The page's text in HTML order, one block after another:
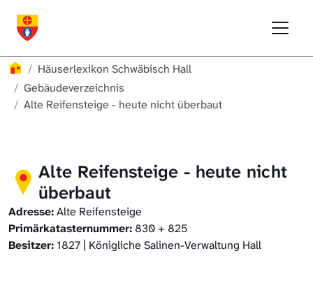
Häuserlexikon
Häuserlexikon Schwäbisch Hall
Gebäudeverzeichnis
Alte Reifensteige - heute nicht überbaut
Alte Reifensteige - heute nicht
überbaut
Adresse:Alte Reifensteige
Primärkatasternummer: 830 + 825
Besitzer:1827 | Königliche Salinen-Verwaltung Hall
Häuserlexikon SteinbachGebäudeverzeichnis